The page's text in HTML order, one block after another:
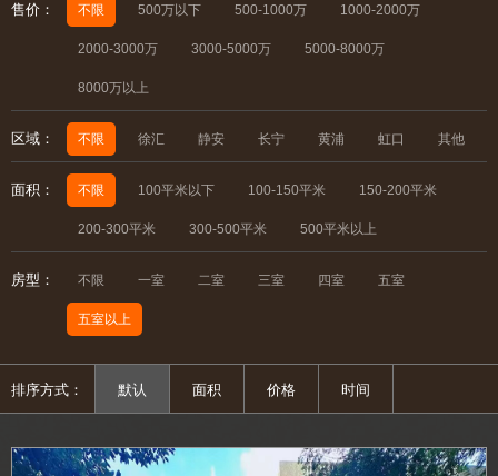
售价： 不限 500万以下 500-1000万 1000-2000万
2000-3000万 3000-5000万 5000-8000万
8000万以上
区域： 不限 徐汇 静安 长宁 黄浦 虹口 其他
面积： 不限 100平米以下 100-150平米 150-200平米
200-300平米 300-500平米 500平米以上
房型： 不限 一室 二室 三室 四室 五室
五室以上
排序方式： 默认 面积 价格 时间